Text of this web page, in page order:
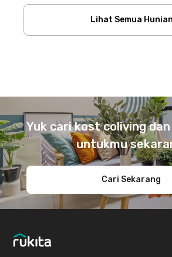
Lihat Semua Hunian
Yuk cari kost coliving
untukmu
Cari Sekarang